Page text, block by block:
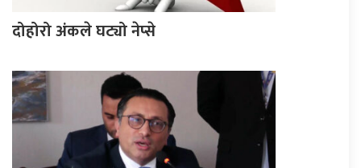
दोहोरो अंकले घट्यो नेप्से